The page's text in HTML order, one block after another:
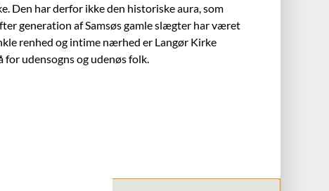
Den har derfor ikke den historiske aura, som
generation af Samsøs gamle slægter har været
renhed og intime nærhed er Langør Kirke
udensogns og udenøs folk.